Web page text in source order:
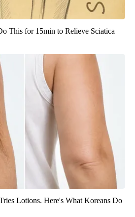
This for 15min to Relieve Sciatica
Lotions. Here's What Koreans Do